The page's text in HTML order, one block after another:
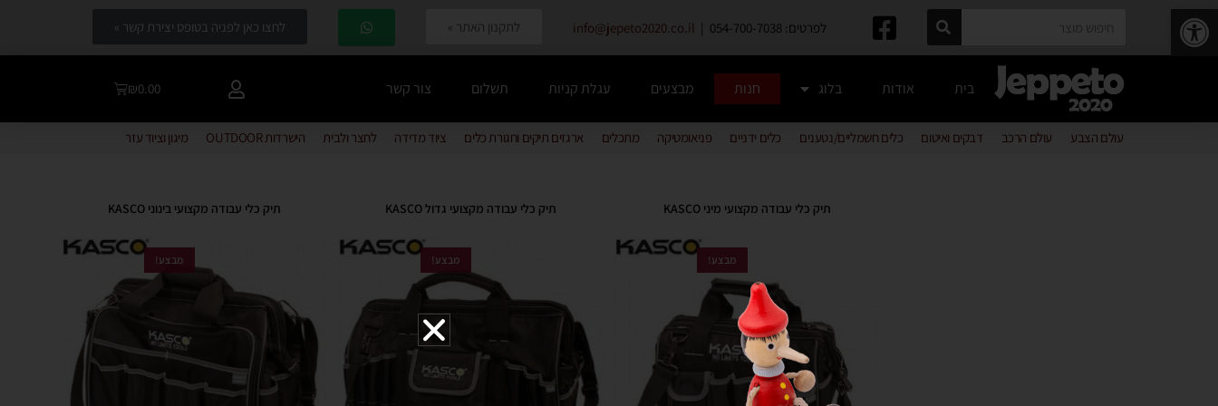
פתח סרגל נגישות לפרטים: 054-700-7038 | info@jepeto2020.co.il לתקנון האתר » לחצו כאן לפניה בטופס יצירת קשר »
בית אודות בלוג חנות מבצעים עגלת קניות תשלום צור קשר ₪0.00
עולם הצבע עולם הרכב דבקים ואיטום כלים חשמליים/נטענים כלים ידניים פניאומטיקה מתכלים ארגזים תיקים וחגורת כלים ציוד מדידה לחצר ולבית הישרדות OUTDOOR מיגון וציוד עזר
תיק כלי עבודה מקצועי בינוני KASCO
מבצע!
תיק כלי עבודה מקצועי גדול KASCO
מבצע!
תיק כלי עבודה מקצועי מיני KASCO
מבצע!